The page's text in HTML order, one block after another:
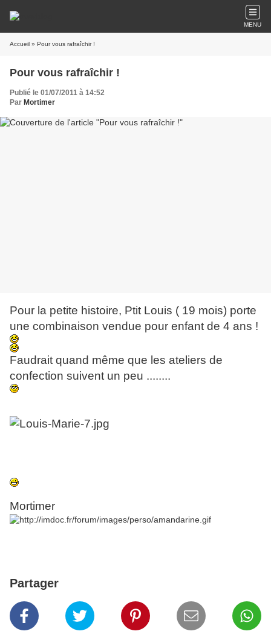
MENU
Accueil » Pour vous rafraîchir !
Pour vous rafraîchir !
Publié le 01/07/2011 à 14:52
Par Mortimer
Pour la petite histoire, Ptit Louis ( 19 mois) porte
une combinaison vendue pour enfant de 4 ans !
Faudrait quand même que les ateliers de
confection suivent un peu ........
Mortimer
Partager